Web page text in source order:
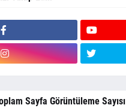
Sayfa Görüntüleme Sayısı